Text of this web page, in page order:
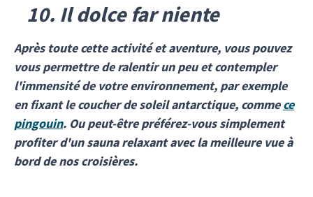
10. Il dolce far niente
Après toute cette activité et aventure, vous pouvez
vous permettre de ralentir un peu et contempler
l'immensité de votre environnement, par exemple
en fixant le coucher de soleil antarctique, commece
pingouin. Ou peut-être préférez-vous simplement
profiter d'un sauna relaxant avec la meilleure vue à
bord de nos croisières.